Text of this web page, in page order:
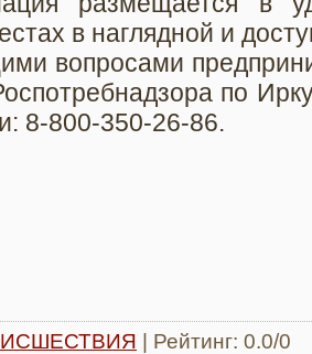
в наглядной и
вопросами
по
8-800-350-26-86.
Рейтинг: 0.0/0